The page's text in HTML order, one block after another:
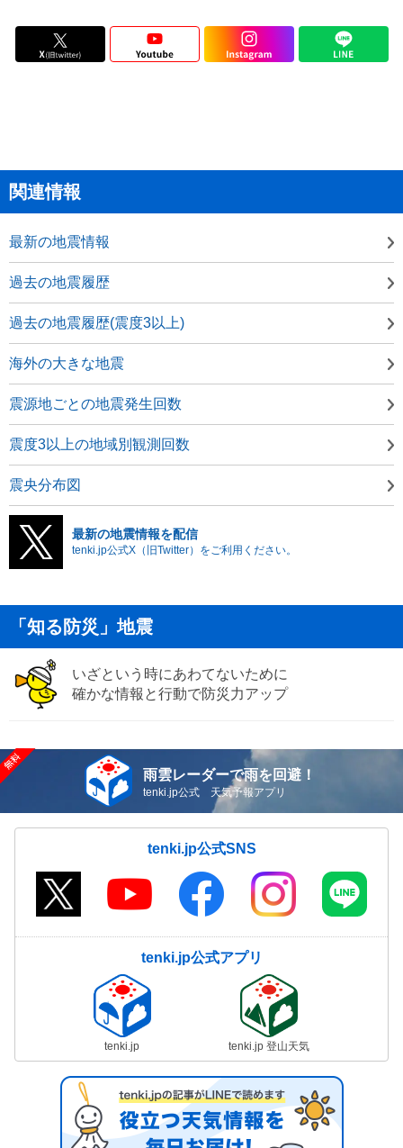
関連情報
最新の地震情報
過去の地震履歴
過去の地震履歴(震度3以上)
海外の大きな地震
震源地ごとの地震発生回数
震度3以上の地域別観測回数
震央分布図
最新の地震情報を配信
tenki.jp公式X（旧Twitter）をご利用ください。
「知る防災」地震
いざという時にあわてないために
確かな情報と行動で防災力アップ
雨雲レーダーで雨を回避！
tenki.jp公式 天気予報アプリ
tenki.jp公式SNS
tenki.jp公式アプリ
tenki.jp tenki.jp 登山天気